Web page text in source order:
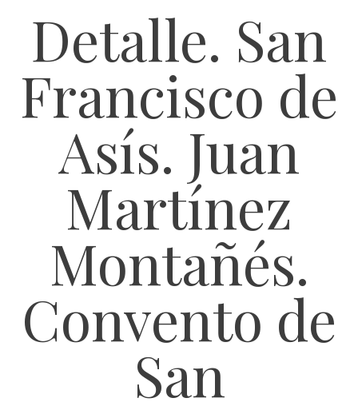
Detalle. San
Francisco de
Asís. Juan
Martínez
Montañés.
Convento de
San